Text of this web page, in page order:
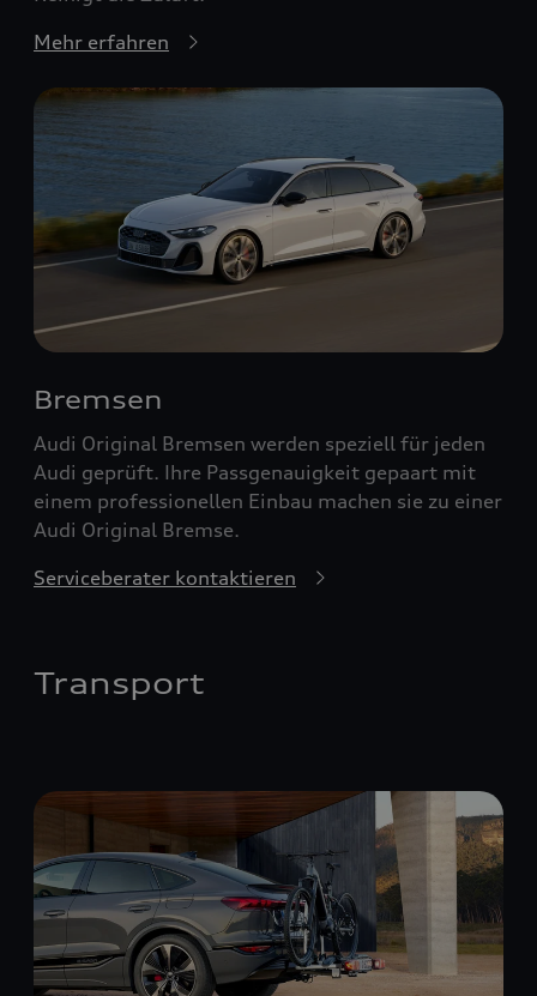
Mehr erfahren
Bremsen
Audi Original Bremsen werden speziell für jeden
Audi geprüft. Ihre Passgenauigkeit gepaart mit
einem professionellen Einbau machen sie zu einer
Audi Original Bremse.
Serviceberater kontaktieren
Transport